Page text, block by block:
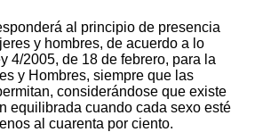
al principio de presencia
y hombres, de acuerdo a lo
4/2005, de 18 de febrero, para la
y Hombres, siempre que las
considerándose que existe
equilibrada cuando cada sexo esté
al cuarenta por ciento.